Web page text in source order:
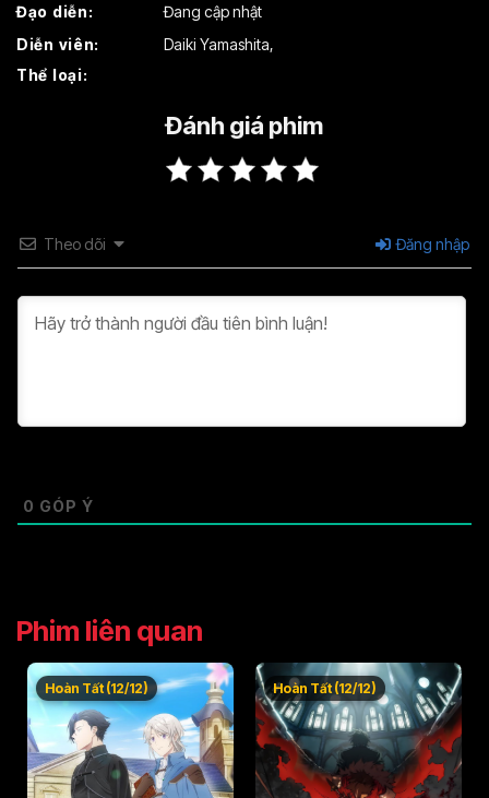
Tập 22
Tập 26
Đạo diễn:
Đang cập nhật
Diễn viên:
Daiki Yamashita,
Thể loại:
Đánh giá phim
Theo dõi Đăng nhập
0 GÓP Ý
Phim liên quan
Hoàn Tất (12/12) Hoàn Tất (12/12)